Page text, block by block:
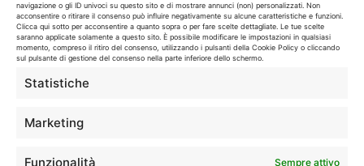
navigazione o gli ID univoci su questo sito e di mostrare annunci (non) personalizzati. Non
acconsentire o ritirare il consenso può influire negativamente su alcune caratteristiche e funzioni.
Clicca qui sotto per acconsentire a quanto sopra o per fare scelte dettagliate. Le tue scelte
saranno applicate solamente a questo sito. È possibile modificare le impostazioni in qualsiasi
momento, compreso il ritiro del consenso, utilizzando i pulsanti della Cookie Policy o cliccando
sul pulsante di gestione del consenso nella parte inferiore dello schermo.
Statistiche
Marketing
Funzionalità Sempre attivo
🛒
Spesa
👗
Moda